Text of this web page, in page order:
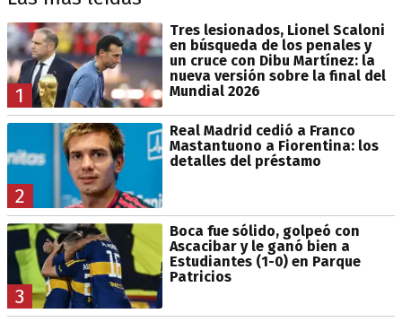
1
Tres lesionados, Lionel Scaloni
en búsqueda de los penales y
un cruce con Dibu Martínez: la
nueva versión sobre la final del
Mundial 2026
2
Real Madrid cedió a Franco
Mastantuono a Fiorentina: los
detalles del préstamo
3
Boca fue sólido, golpeó con
Ascacibar y le ganó bien a
Estudiantes (1-0) en Parque
Patricios